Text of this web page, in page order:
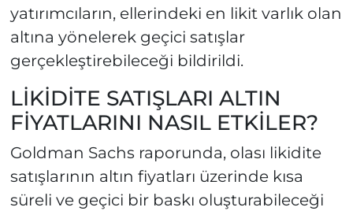
yatırımcıların, ellerindeki en likit varlık olan
altına yönelerek geçici satışlar
gerçekleştirebileceği bildirildi.
LİKİDİTE SATIŞLARI ALTIN
FİYATLARINI NASIL ETKİLER?
Goldman Sachs raporunda, olası likidite
satışlarının altın fiyatları üzerinde kısa
süreli ve geçici bir baskı oluşturabileceği